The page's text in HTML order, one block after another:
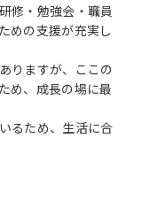
修・勉強会・職員
めの支援が充実し
りますが、ここの
め、成長の場に最
るため、生活に合